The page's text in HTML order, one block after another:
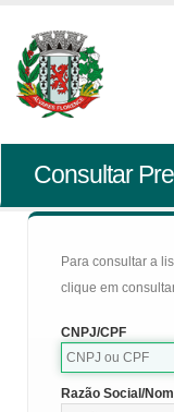
Consultar
Para consultar a
clique em
CNPJ/CPF
Razão Social/